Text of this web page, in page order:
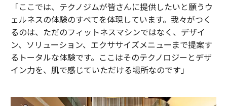
「ここでは、テクノジムが皆さんに提供したいと願うウ
ェルネスの体験のすべてを体現しています。我々がつく
るのは、ただのフィットネスマシンではなく、デザイ
ン、ソリューション、エクササイズメニューまで提案す
るトータルな体験です。ここはそのテクノロジーとデザ
イン力を、肌で感じていただける場所なのです」